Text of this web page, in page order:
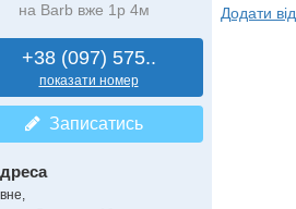
на Barb вже 1р 4м
+38 (097) 575..
показати номер
Записатись
Додати